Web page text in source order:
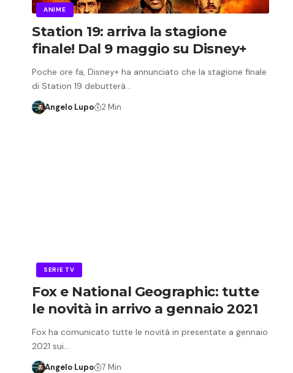
ANIME
Station 19: arriva la stagione
finale! Dal 9 maggio su Disney+
Poche ore fa, Disney+ ha annunciato che la stagione finale
di Station 19 debutterà…
Angelo Lupo 2 Min
SERIE TV
Fox e National Geographic: tutte
le novità in arrivo a gennaio 2021
Fox ha comunicato tutte le novità in presentate a gennaio
2021 sui…
Angelo Lupo 7 Min